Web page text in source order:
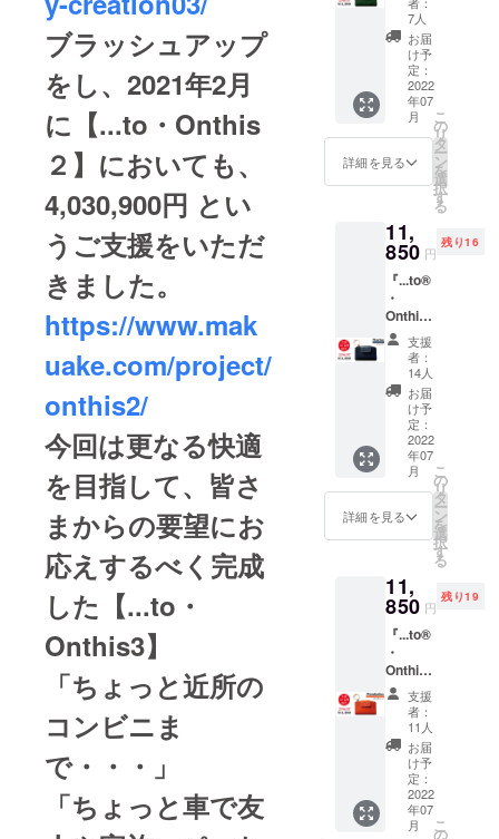
ブラッシュアップ
をし、2021年2月
に【...to・Onthis
２】においても、
4,030,900円 とい
うご支援をいただ
きました。
https://www.mak
uake.com/project/
onthis2/
今回は更なる快適
を目指して、皆さ
まからの要望にお
応えするべく完成
した【...to・
Onthis3】
「ちょっと近所の
コンビニま
で・・・」
「ちょっと車で友
得した1人が
サンプル製
作を担当。
革小物をは
じめ様々な
イナーを経
トナーと
タッグを組
み、より使
いやすく、
より良い素
材、更に仕
立ての良さ
にこだわっ
た製品を皆
さまにお届
けしたい！
この想いか
らオリジナ
ルブランド
立ち上げま
した。1人で
も多くの方
に私たちの
作品をお届
けしたいと
の想いで、
日々精進し
す。応援を
どうぞよろ
定：７
月末 ＜
Verde/
ヴェル
デ＞
製品 1
ジェク
ト終了
後、お
申し込
順次発
送予定
です。
※７月末
発送予
定。 ※
消費
税・送
料込み
※一般販
売予定
価格
15,800
円(税
込・送
料込)の
製品を
25%Off
の
11,850
円(税
込・送
料込)で
予約購
入いた
だけま
す。 ※
デザイ
ン・仕
様等、
一部変
更にな
7人
お届
け予
定：
2022
年07
月
詳細を見る
こ
の
リ
タ
ー
ン
を
選
択
す
る
11,
850 円
残り16
『...to®
・
Onthis3
』※お届
け予
定：７
月末 ＜
Marina/
マリー
ナ＞
製品 1
ジェク
ト終了
後、お
申し込
順次発
送予定
です。
※７月末
発送予
定。 ※
消費
税・送
料込み
※一般販
売予定
価格
15,800
円(税
込・送
支援
者：
14人
お届
け予
定：
2022
年07
月
詳細を見る
こ
の
リ
タ
ー
ン
を
選
択
す
る
11,
850 円
残り19
『...to®
・
Onthis3
』※お届
け予
定：７
月末 ＜
Mandar
ino/マン
ダリー
ノ＞
製品 1
支援
者：
11人
お届
け予
定：
2022
年07
月
こ
の